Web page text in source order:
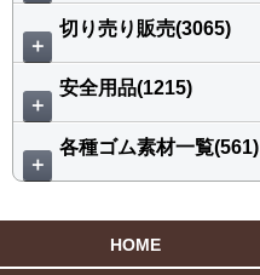
＋
切り売り販売(3065)
＋
安全用品(1215)
＋
各種ゴム素材一覧(561)
HOME